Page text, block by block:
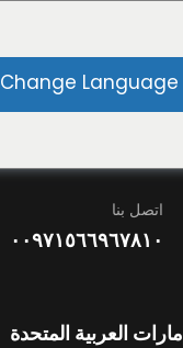
Change Language
اتصل بنا
٠٠٩٧١٥٦٦٩٦٧٨١٠
العربية المتحدة